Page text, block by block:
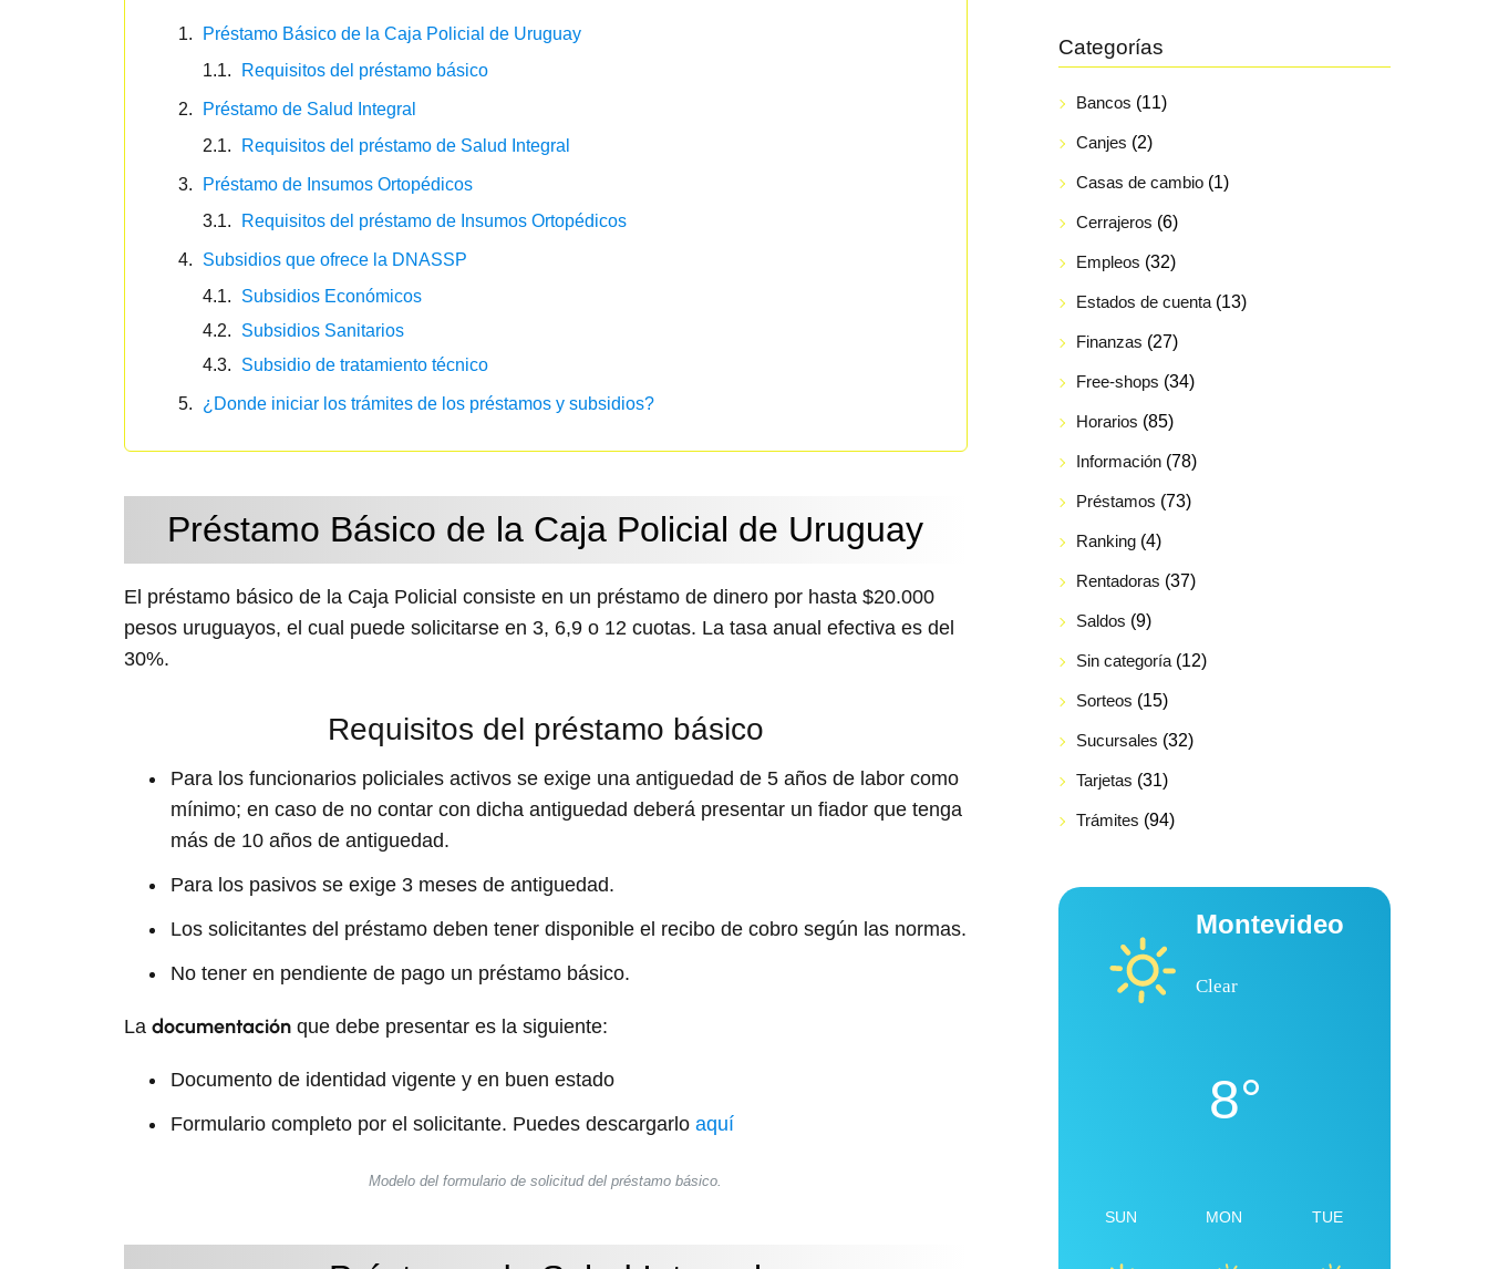
Préstamo Básico de la Caja Policial de Uruguay
Requisitos del préstamo básico
Préstamo de Salud Integral
Requisitos del préstamo de Salud Integral
Préstamo de Insumos Ortopédicos
Requisitos del préstamo de Insumos Ortopédicos
Subsidios que ofrece la DNASSP
Subsidios Económicos
Subsidios Sanitarios
Subsidio de tratamiento técnico
¿Donde iniciar los trámites de los préstamos y subsidios?
Préstamo Básico de la Caja Policial de Uruguay
El préstamo básico de la Caja Policial consiste en un préstamo de dinero por hasta $20.000
pesos uruguayos, el cual puede solicitarse en 3, 6,9 o 12 cuotas. La tasa anual efectiva es del
30%.
Requisitos del préstamo básico
Para los funcionarios policiales activos se exige una antiguedad de 5 años de labor como
mínimo; en caso de no contar con dicha antiguedad deberá presentar un fiador que tenga
más de 10 años de antiguedad.
Para los pasivos se exige 3 meses de antiguedad.
Los solicitantes del préstamo deben tener disponible el recibo de cobro según las normas.
No tener en pendiente de pago un préstamo básico.
La documentación que debe presentar es la siguiente:
Documento de identidad vigente y en buen estado
Formulario completo por el solicitante. Puedes descargarlo aquí
Modelo del formulario de solicitud del préstamo básico.
Categorías
Bancos (11)
Canjes (2)
Casas de cambio(1)
Cerrajeros (6)
Empleos (32)
Estados de cuenta(13)
Finanzas (27)
Free-shops (34)
Horarios (85)
Información(78)
Préstamos (73)
Ranking(4)
Rentadoras (37)
Saldos (9)
Sin categoría(12)
Sorteos (15)
Sucursales (32)
Tarjetas (31)
Trámites (94)
Montevideo
Clear
8°
SUN MON TUE